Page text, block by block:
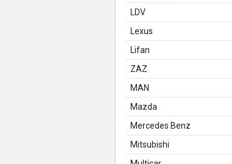
LDV
Lexus
Lifan
ZAZ
MAN
Mazda
Mercedes Benz
Mitsubishi